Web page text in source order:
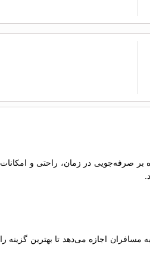
بر صرفه‌جویی در زمان، راحتی و امکانات
اجازه می‌دهد تا بهترین گزینه را